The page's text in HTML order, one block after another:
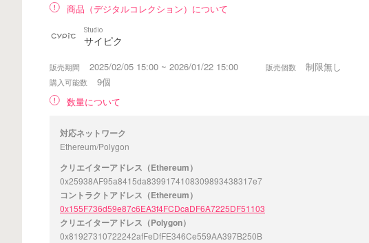
商品（デジタルコレクション）について
Studio
サイピク
販売期間 2025/02/05 15:00 ~ 2026/01/22 15:00 販売個数 制限無し
購入可能数
9個
数量について
対応ネットワーク
Ethereum/Polygon
クリエイターアドレス（Ethereum）
0x25938AF95a8415da8399174108309893438317e7
コントラクトアドレス（Ethereum）
0x155F736d59e87c6EA3f4FCDcaDF6A7225DF51103
クリエイターアドレス（Polygon）
0x81927310722242afFeDfFE346Ce559AA397B250B